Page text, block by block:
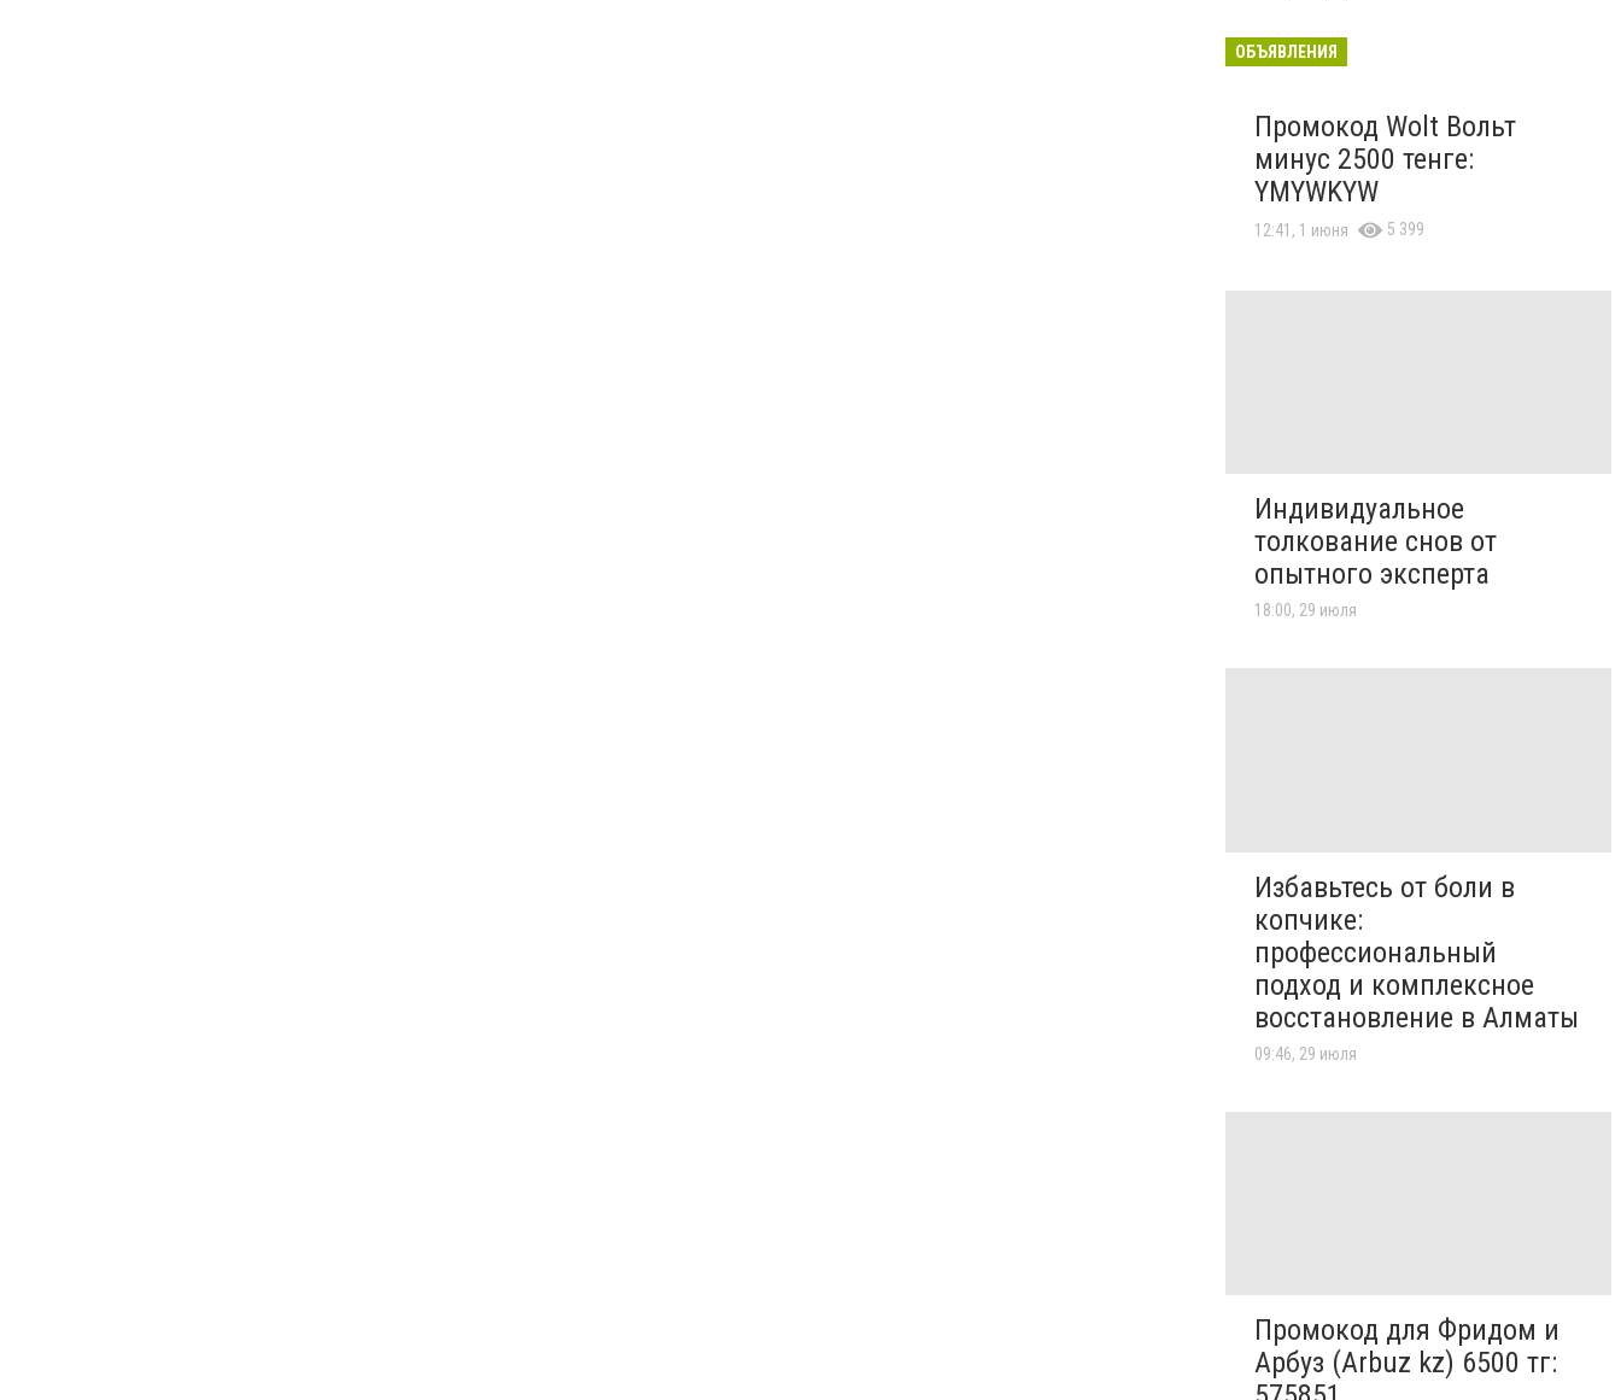
ОБЪЯВЛЕНИЯ
Промокод Wolt Вольт
минус 2500 тенге:
YMYWKYW
12:41, 1 июня 5 399
Индивидуальное
толкование снов от
опытного эксперта
18:00, 29 июля
Избавьтесь от боли в
копчике:
профессиональный
подход и комплексное
восстановление в Алматы
09:46, 29 июля
Промокод для Фридом и
Арбуз (Arbuz kz) 6500 тг: